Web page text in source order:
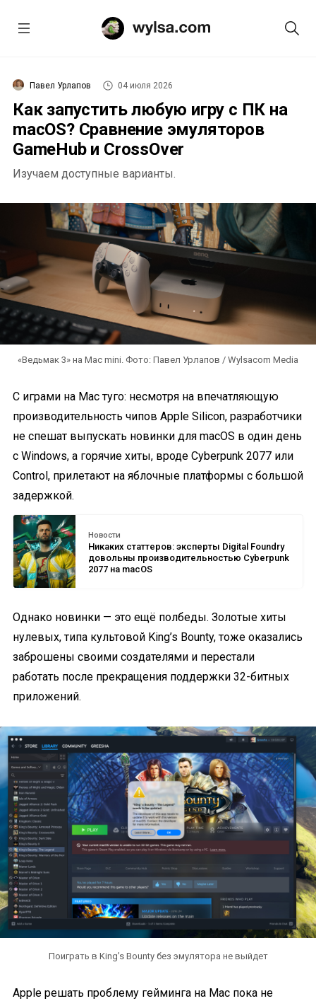
Павел Урлапов 04 июля 2026
Как запустить любую игру с ПК на
macOS? Сравнение эмуляторов
GameHub и CrossOver
Изучаем доступные варианты.
«Ведьмак 3» на Mac mini. Фото: Павел Урлапов / Wylsacom Media
С играми на Mac туго: несмотря на впечатляющую
производительность чипов Apple Silicon, разработчики
не спешат выпускать новинки для macOS в один день
с Windows, а горячие хиты, вроде Cyberpunk 2077 или
Control, прилетают на яблочные платформы с большой
задержкой.
Новости
Никаких статтеров: эксперты Digital Foundry
довольны производительностью Cyberpunk
2077 на macOS
Однако новинки — это ещё полбеды. Золотые хиты
нулевых, типа культовой King’s Bounty, тоже оказались
заброшены своими создателями и перестали
работать после прекращения поддержки 32-битных
приложений.
Поиграть в King’s Bounty без эмулятора не выйдет
Apple решать проблему гейминга на Mac пока не